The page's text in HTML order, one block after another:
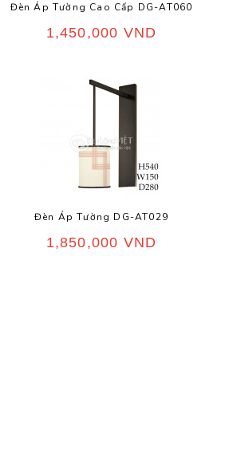
Đèn Áp Tường Cao Cấp DG-AT060
1,450,000 VND
Đèn Áp Tường DG-AT029
1,850,000 VND